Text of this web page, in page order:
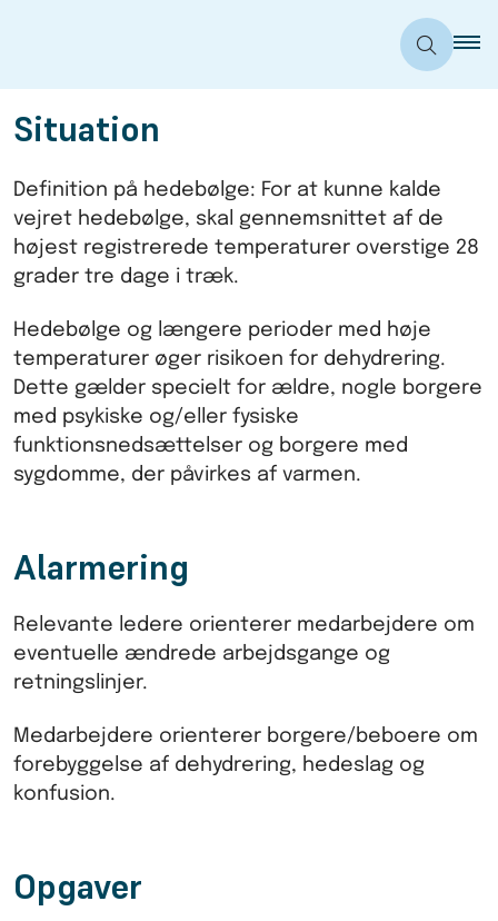
Situation
Definition på hedebølge: For at kunne kalde
vejret hedebølge, skal gennemsnittet af de
højest registrerede temperaturer overstige 28
grader tre dage i træk.
Hedebølge og længere perioder med høje
temperaturer øger risikoen for dehydrering.
Dette gælder specielt for ældre, nogle borgere
med psykiske og/eller fysiske
funktionsnedsættelser og borgere med
sygdomme, der påvirkes af varmen.
Alarmering
Relevante ledere orienterer medarbejdere om
eventuelle ændrede arbejdsgange og
retningslinjer.
Medarbejdere orienterer borgere/beboere om
forebyggelse af dehydrering, hedeslag og
konfusion.
Opgaver